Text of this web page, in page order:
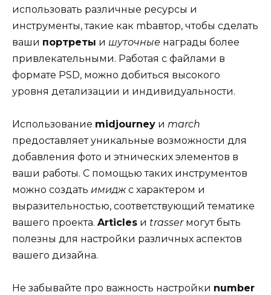
использовать различные ресурсы и
инструменты, такие как mbавтор, чтобы сделать
ваши портреты и шуточные награды более
привлекательными. Работая с файлами в
формате PSD, можно добиться высокого
уровня детализации и индивидуальности.
Использование midjourney и march
предоставляет уникальные возможности для
добавления фото и этнических элементов в
ваши работы. С помощью таких инструментов
можно создать имиджс характером и
выразительностью, соответствующий тематике
вашего проекта. Articles и trasserмогут быть
полезны для настройки различных аспектов
вашего дизайна.
Не забывайте про важность настройки number